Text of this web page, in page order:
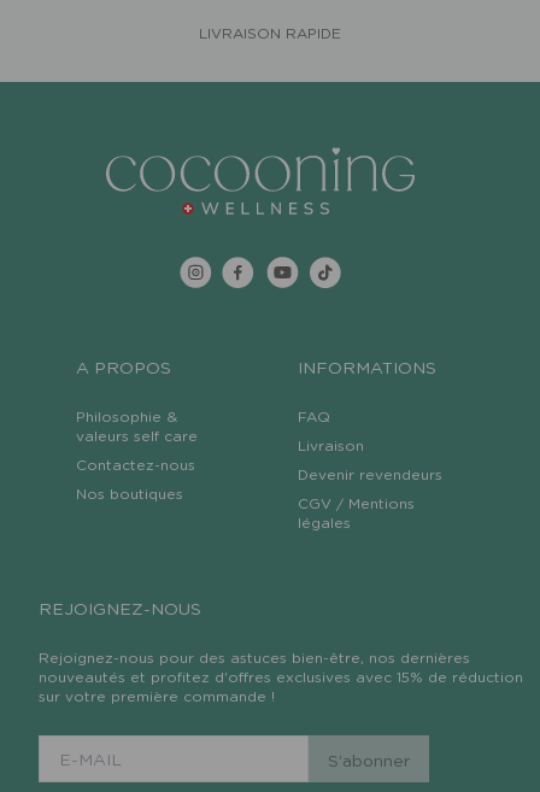
LIVRAISON RAPIDE
A PROPOS
Philosophie &
valeurs self care
Contactez-nous
Nos boutiques
INFORMATIONS
FAQ
Livraison
Devenir revendeurs
CGV / Mentions
légales
REJOIGNEZ-NOUS
Rejoignez-nous pour des astuces bien-être, nos dernières
nouveautés et profitez d'offres exclusives avec 15% de réduction
sur votre première commande !